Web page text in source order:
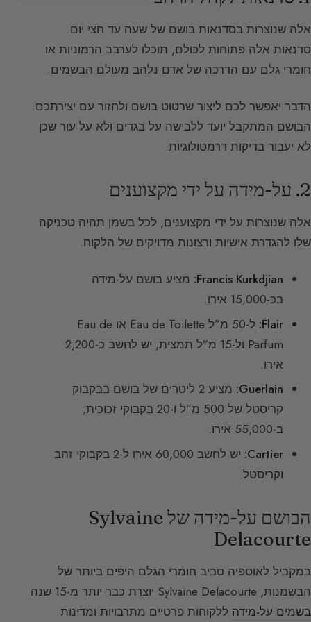
אלה שנוצרות בסדנאות בושם של שעה עד חצי יום.
סדנאות אלה פתוחות לכולם, תוכלו לערבב הרמוניות או
חומרי גלם עם הדרכה של אדם נלהב מעולם הבשמים.
הדבר יאפשר לכם ליצור שרטוט בושם ולחזור עם יצירתכם.
הבושם המתקבל יועד ללבישה על בגדים ולא על עור שכן
לא יעבור בדיקות דרמטולוגיות.
2. על-מידה על ידי מקצוענים
אלה שנוצרות על ידי מקצוענים, לכל בשמן תהיה טכניקה
שלו להגדרת אישיות ורצונות מדויקים של הלקוח.
Francis Kurkdjian: מציע בושם על-מידה
בכ-15,000 אירו.
Flair:
ל-50 מ”ל Eau de Toilette או Eau de
Parfum ול-15 מ”ל תמצית, יש לחשב כ-2,200
אירו.
Guerlain:
מציע 2 ליטרים של בושם בבקבוק
קריסטל של 500 מ”ל ו-20 בקבוקי זכוכית,
ב-55,000 אירו.
Cartier:
יש לחשב 60,000 אירו ל-2 בקבוקי זהב
וקריסטל.
הבושם על-מידה של Sylvaine
Delacourte
במקביל לאוספיה סביב חומרי הגלם היפים ביותר של
הבשמנות, Sylvaine Delacourte יוצרת כבר יותר מ-15 שנה
בשמים על-מידה ללקוחות פרטיים מתרבויות ומדינות